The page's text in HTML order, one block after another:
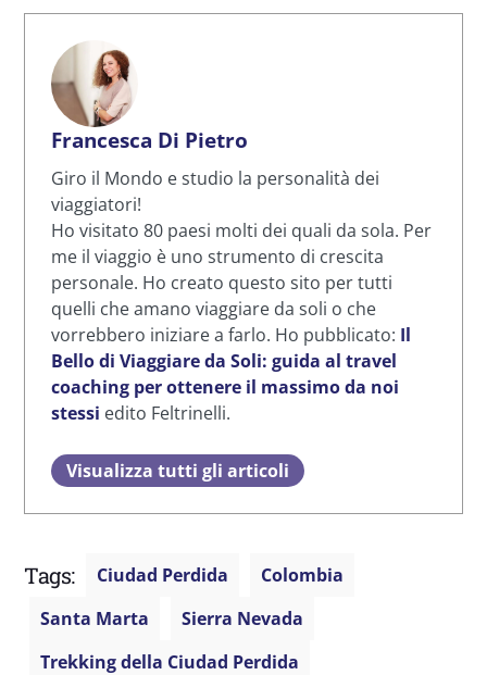
Francesca Di Pietro
Giro il Mondo e studio la personalità dei
viaggiatori!
Ho visitato 80 paesi molti dei quali da sola. Per
me il viaggio è uno strumento di crescita
personale. Ho creato questo sito per tutti
quelli che amano viaggiare da soli o che
vorrebbero iniziare a farlo. Ho pubblicato: Il
Bello di Viaggiare da Soli: guida al travel
coaching per ottenere il massimo da noi
stessi edito Feltrinelli.
Visualizza tutti gli articoli
Tags: Ciudad Perdida
Colombia
Santa Marta
Sierra Nevada
Trekking della Ciudad Perdida